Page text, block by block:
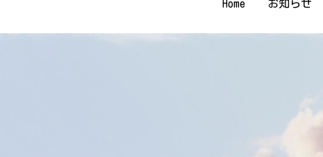
Home お知らせ
Home お知らせ